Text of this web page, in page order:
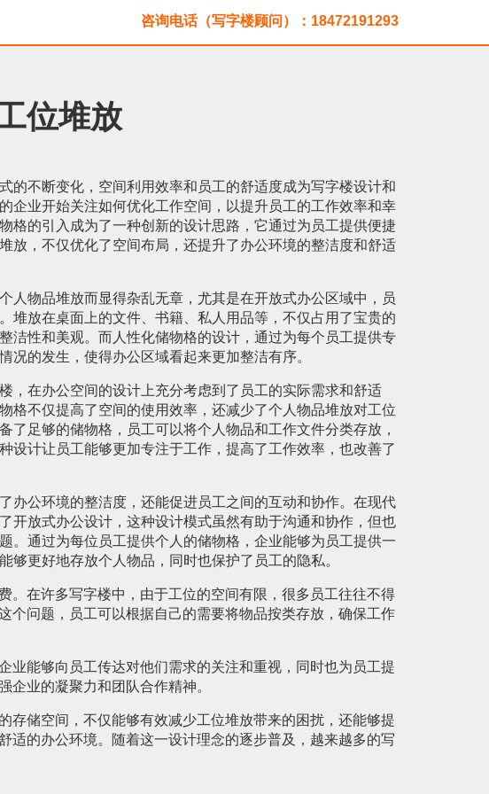
咨询电话（写字楼顾问）：18472191293
位堆放
的不断变化，空间利用效率和员工的舒适度成为写字楼设计和
企业开始关注如何优化工作空间，以提升员工的工作效率和幸
格的引入成为了一种创新的设计思路，它通过为员工提供便捷
放，不仅优化了空间布局，还提升了办公环境的整洁度和舒适
人物品堆放而显得杂乱无章，尤其是在开放式办公区域中，员
堆放在桌面上的文件、书籍、私人用品等，不仅占用了宝贵的
洁性和美观。而人性化储物格的设计，通过为每个员工提供专
况的发生，使得办公区域看起来更加整洁有序。
，在办公空间的设计上充分考虑到了员工的实际需求和舒适
格不仅提高了空间的使用效率，还减少了个人物品堆放对工位
了足够的储物格，员工可以将个人物品和工作文件分类存放，
设计让员工能够更加专注于工作，提高了工作效率，也改善了
办公环境的整洁度，还能促进员工之间的互动和协作。在现代
开放式办公设计，这种设计模式虽然有助于沟通和协作，但也
。通过为每位员工提供个人的储物格，企业能够为员工提供一
够更好地存放个人物品，同时也保护了员工的隐私。
。在许多写字楼中，由于工位的空间有限，很多员工往往不得
个问题，员工可以根据自己的需要将物品按类存放，确保工作
业能够向员工传达对他们需求的关注和重视，同时也为员工提
业的凝聚力和团队合作精神。
存储空间，不仅能够有效减少工位堆放带来的困扰，还能够提
适的办公环境。随着这一设计理念的逐步普及，越来越多的写